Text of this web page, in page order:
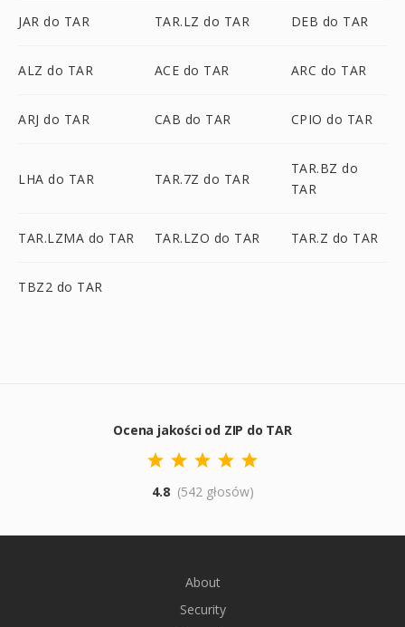
JAR do TAR TAR.LZ do TAR DEB do TAR
ALZ do TAR ACE do TAR ARC do TAR
ARJ do TAR CAB do TAR CPIO do TAR
LHA do TAR TAR.7Z do TAR
TAR.BZ do
TAR
TAR.LZMA do TAR TAR.LZO do TAR TAR.Z do TAR
TBZ2 do TAR
Ocena jakości od ZIP do TAR
4.8 (542 głosów)
About
Security